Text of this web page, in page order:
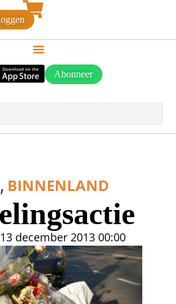
Abonneer
BINNENLAND
13 december 2013 00:00